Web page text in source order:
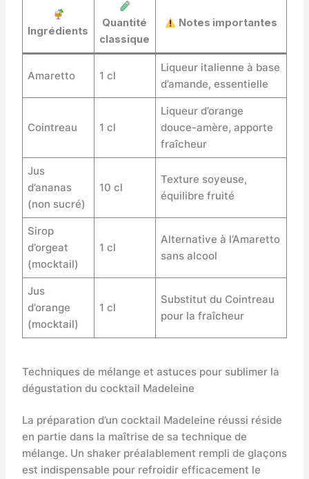
Ingrédients
Quantité
classique
Notes importantes
Amaretto 1 cl
Liqueur italienne à base
d’amande, essentielle
Cointreau 1 cl
Liqueur d’orange
douce-amère, apporte
fraîcheur
Jus
d’ananas
(non sucré)
10 cl
Texture soyeuse,
équilibre fruité
Sirop
d’orgeat
(mocktail)
1 cl
Alternative à l’Amaretto
sans alcool
Jus
d’orange
(mocktail)
1 cl
Substitut du Cointreau
pour la fraîcheur
Techniques de mélange et astuces pour sublimer la
dégustation du cocktail Madeleine
La préparation d’un cocktail Madeleine réussi réside
en partie dans la maîtrise de sa technique de
mélange. Un shaker préalablement rempli de glaçons
est indispensable pour refroidir efficacement le